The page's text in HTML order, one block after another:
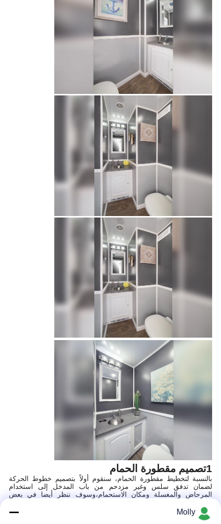
1تصميم مقطورة الحمام
بالنسبة لتخطيط مقطورة الحمام، سنقوم أولاً بتصميم خطوط الحركة
لضمان تدفق سلس وغير مزدحم من باب المدخل إلى استخدام
المرحاض والمغسلة ومكان الاستحمام،وسوف ننظر أيضا في بعض
تقسيم الفضاء وشكل
التخطيط المدمج: الاستفادة الكاملة من المساحة المحدودة من خلال
Molly